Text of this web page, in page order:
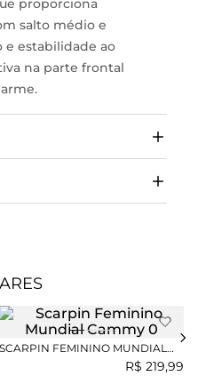
salto médio e
estabilidade ao
na parte frontal
SCARPIN FEMININO MUNDIAL
R$ 219,99